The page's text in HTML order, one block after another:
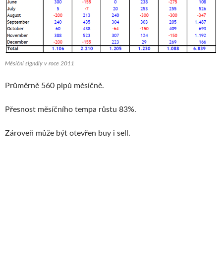
Měsíční signály v roce 2011
Průměrně 560 pipů měsíčně.
Přesnost měsíčního tempa růstu 83%.
Zároveň může být otevřen buy i sell.